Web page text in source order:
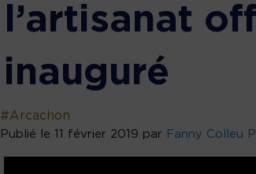
l’artisanat
inauguré
#Arcachon
Publié le 11 février 2019 par Fanny Colleu